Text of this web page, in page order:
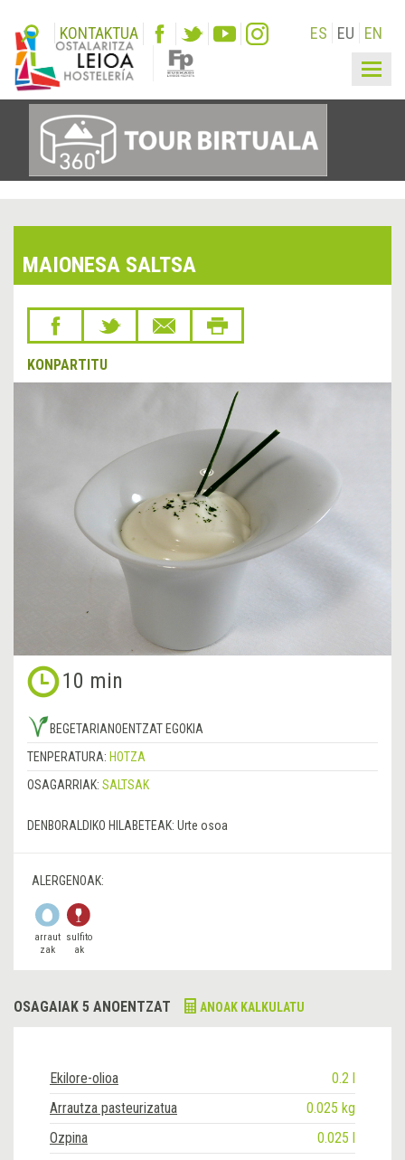
KONTAKTUA ES EU EN
MAIONESA SALTSA
KONPARTITU
10 min
BEGETARIANOENTZAT EGOKIA
TENPERATURA: HOTZA
OSAGARRIAK: SALTSAK
DENBORALDIKO HILABETEAK: Urte osoa
ALERGENOAK:
arraut
zak
sulfito
ak
OSAGAIAK 5 ANOENTZAT ANOAK KALKULATU
Ekilore-olioa
0.2 l
Arrautza pasteurizatua
0.025 kg
Ozpina
0.025 l